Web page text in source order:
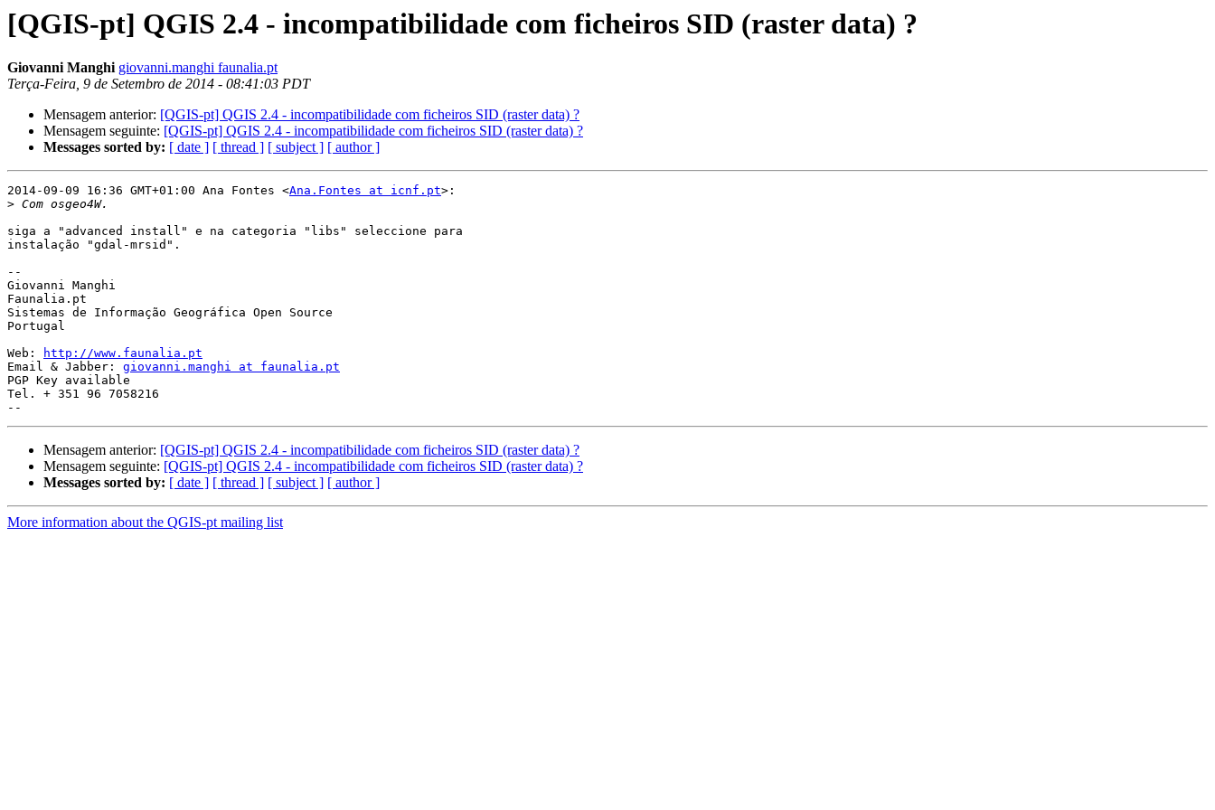
[QGIS-pt] QGIS 2.4 - incompatibilidade com ficheiros SID (raster data) ?
Giovanni Manghi giovanni.manghi faunalia.pt
Terça-Feira, 9 de Setembro de 2014 - 08:41:03 PDT
Mensagem anterior: [QGIS-pt] QGIS 2.4 - incompatibilidade com ficheiros SID (raster data) ?
Mensagem seguinte: [QGIS-pt] QGIS 2.4 - incompatibilidade com ficheiros SID (raster data) ?
Messages sorted by: [ date ] [ thread ] [ subject ] [ author ]
2014-09-09 16:36 GMT+01:00 Ana Fontes <Ana.Fontes at icnf.pt>:
>
siga a "advanced install" e na categoria "libs" seleccione para
instalação "gdal-mrsid".
--
Giovanni Manghi
Faunalia.pt
Sistemas de Informação Geográfica Open Source
Portugal
Web:
http://www.faunalia.pt
Email & Jabber: giovanni.manghi at faunalia.pt
PGP Key available
Tel. + 351 96 7058216
Mensagem anterior: [QGIS-pt] QGIS 2.4 - incompatibilidade com ficheiros SID (raster data) ?
Mensagem seguinte: [QGIS-pt] QGIS 2.4 - incompatibilidade com ficheiros SID (raster data) ?
Messages sorted by: [ date ] [ thread ] [ subject ] [ author ]
More information about the QGIS-pt mailing list